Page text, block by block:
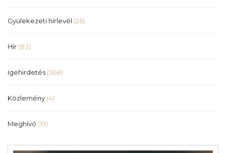
Gyülekezeti hírlevél (26)
Hír (83)
Igehirdetés (568)
Közlemény (4)
Meghívó (19)